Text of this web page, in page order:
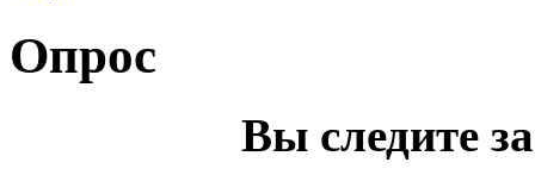
Опрос
Вы следите